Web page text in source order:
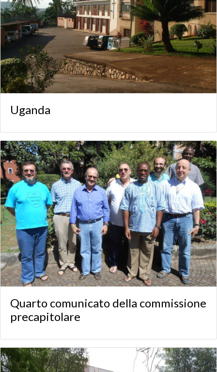
Uganda
Quarto comunicato della commissione
precapitolare